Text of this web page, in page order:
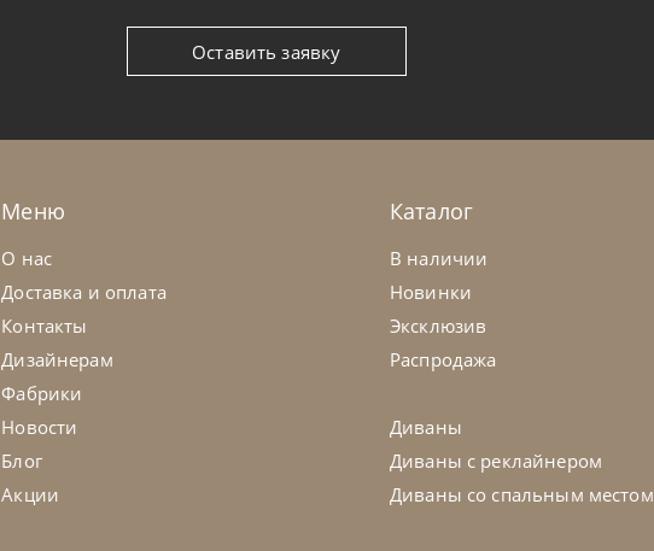
Оставить заявку
Меню
О нас
Доставка и оплата
Контакты
Дизайнерам
Фабрики
Новости
Блог
Акции
Каталог
В наличии
Новинки
Эксклюзив
Распродажа
Диваны
Диваны с реклайнером
Диваны со спальным местом